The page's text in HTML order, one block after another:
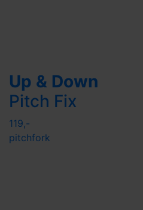
Up & Down
Pitch Fix
119,-
pitchfork